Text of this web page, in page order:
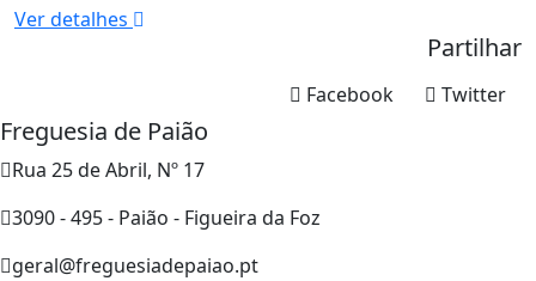
Ver detalhes
Partilhar
Twitter
Facebook
Freguesia de Paião
Rua 25 de Abril, Nº 17
3090 - 495 - Paião - Figueira da Foz
geral@freguesiadepaiao.pt